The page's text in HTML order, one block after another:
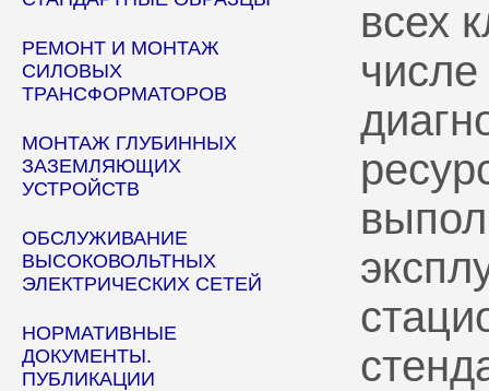
РЕМОНТ И МОНТАЖ
СИЛОВЫХ
ТРАНСФОРМАТОРОВ
МОНТАЖ ГЛУБИННЫХ
ЗАЗЕМЛЯЮЩИХ
УСТРОЙСТВ
ОБСЛУЖИВАНИЕ
ВЫСОКОВОЛЬТНЫХ
ЭЛЕКТРИЧЕСКИХ СЕТЕЙ
НОРМАТИВНЫЕ
ДОКУМЕНТЫ.
ПУБЛИКАЦИИ
всех